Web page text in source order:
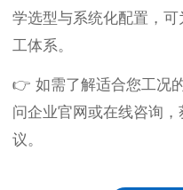
学选型与系统化配置，
工体系。
👉 如需了解适合您工况
问企业官网或在线咨询
议。